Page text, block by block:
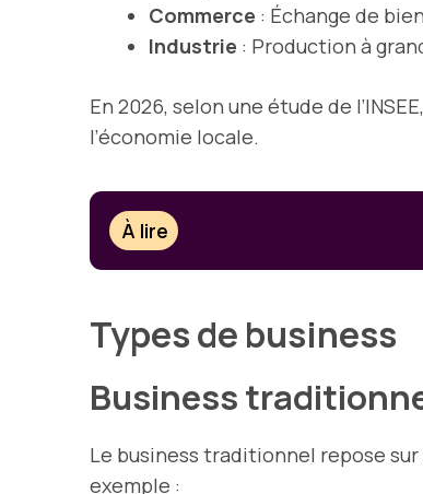
Commerce : Échange de
Industrie : Production à
En 2026, selon une étude de
l’économie locale.
À lire
Types de business
Business
Le business traditionnel repose
exemple :